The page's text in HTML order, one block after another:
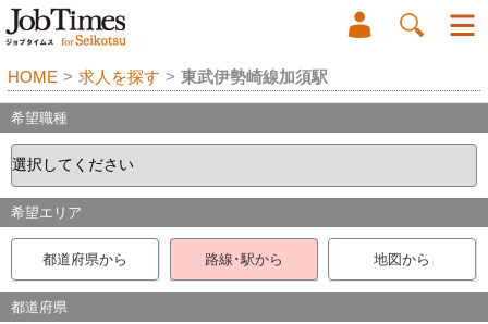
HOME > 求人を探す > 東武伊勢崎線加須駅
希望職種
希望エリア
都道府県から 路線･駅から 地図から
都道府県